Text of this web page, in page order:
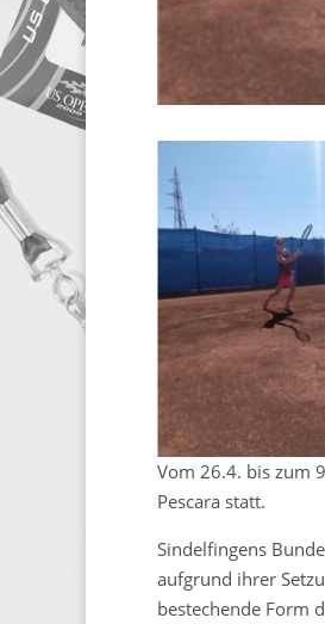
Vom 26.4. bis zum
Pescara statt.
Sindelfingens
aufgrund ihrer
bestechende Form